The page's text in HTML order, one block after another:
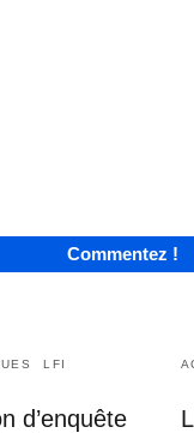
Commentez !
LFI
d’enquête